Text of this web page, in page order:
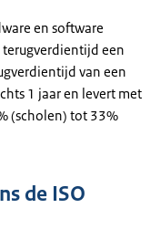
en software
een
van een
1 jaar en levert met
(scholen) tot 33%
de ISO